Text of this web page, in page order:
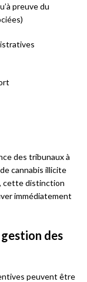
preuve du
des tribunaux à
cannabis illicite
cette distinction
immédiatement
des
peuvent être